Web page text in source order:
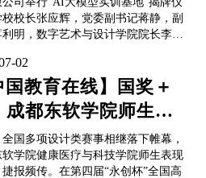
举行...
校长张应辉，党委副书记蒋静，副
利明，数字艺术与设计学院院长李成
总经理孟浩出席仪式，校企双方相
人、参训学生代表参加仪式。2026年
都东软学院与上海思芮联合打造的
型训练专...
02
国教育在线】国奖＋
成都东软学院师生在
多项赛事中屡获佳绩
国多项设计类赛事相继落下帷幕，
软学院健康医疗与科技学院师生表现
报频传。在第四届“永创杯”全国高